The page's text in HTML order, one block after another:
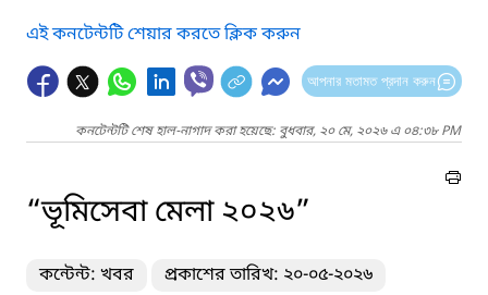
এই কনটেন্টটি শেয়ার করতে ক্লিক করুন
আপনার মতামত প্রদান করুন
কনটেন্টটি শেষ হাল-নাগাদ করা হয়েছে: বুধবার, ২০ মে, ২০২৬ এ ০৪:৩৮ PM
“ভূমিসেবা মেলা ২০২৬”
কন্টেন্ট: খবর প্রকাশের তারিখ: ২০-০৫-২০২৬